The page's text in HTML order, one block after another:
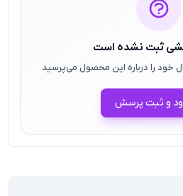
ثبت نشده است
خود را درباره این محصول می‌پرسید
و ثبت پرسش